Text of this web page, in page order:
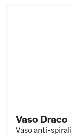
Vaso Draco
Vaso anti-